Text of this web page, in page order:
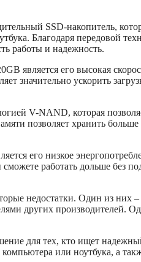
SSD-накопитель,
Благодаря передовой
работы и надежность.
является его высокая
значительно ускорить
V-NAND, которая
позволяет хранить
его низкое
работать дольше без
недостатки. Один из них
других производителей.
для тех, кто ищет
или ноутбука, а